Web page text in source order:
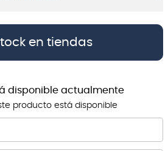
en tiendas
disponible actualmente
producto está disponible